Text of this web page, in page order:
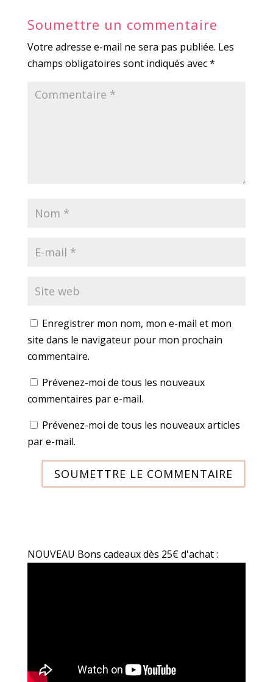
Soumettre un commentaire
Votre adresse e-mail ne sera pas publiée. Les
champs obligatoires sont indiqués avec*
Enregistrer mon nom, mon e-mail et mon
site dans le navigateur pour mon prochain
commentaire.
Prévenez-moi de tous les nouveaux
commentaires par e-mail.
Prévenez-moi de tous les nouveaux articles
par e-mail.
SOUMETTRE LE COMMENTAIRE
NOUVEAU Bons cadeaux dès 25€ d'achat :